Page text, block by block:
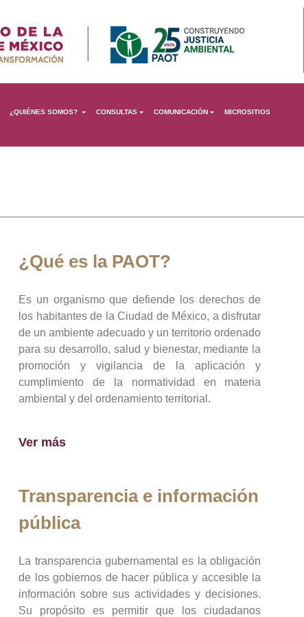
¿QUIÉNES SOMOS? CONSULTAS COMUNICACIÓN MICROSITIOS
¿Qué es la PAOT?
Es un organismo que defiende los derechos de
los habitantes de la Ciudad de México, a disfrutar
de un ambiente adecuado y un territorio ordenado
para su desarrollo, salud y bienestar, mediante la
promoción y vigilancia de la aplicación y
cumplimiento de la normatividad en materia
ambiental y del ordenamiento territorial.
Ver más
Transparencia e información
pública
La transparencia gubernamental es la obligación
de los gobiernos de hacer pública y accesible la
información sobre sus actividades y decisiones.
Su propósito es permitir que los ciudadanos